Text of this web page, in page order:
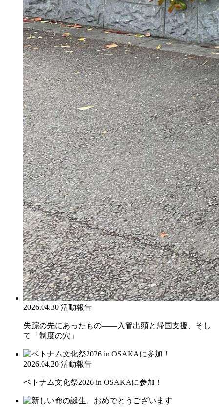
2026.04.30 活動報告
失踪の先にあったもの――入管出頭と帰国支援、そし
て「制度の穴」
2026.04.20 活動報告
ベトナム文化祭2026 in OSAKAに参加！